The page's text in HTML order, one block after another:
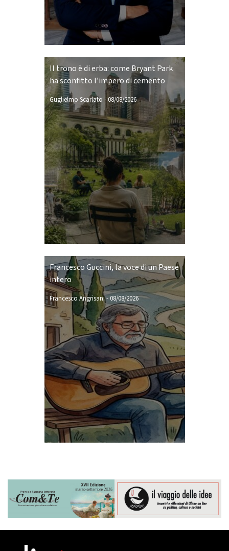
Il trono è di erba: come Bryant Park
ha sconfitto l’impero di cemento
Guglielmo Scarlato -08/08/2026
Francesco Guccini, la voce di un Paese
intero
Francesco Angrisani-08/08/2026